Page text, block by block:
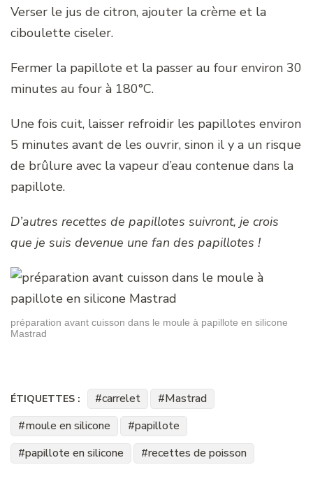
Verser le jus de citron, ajouter la crème et la
ciboulette ciseler.
Fermer la papillote et la passer au four environ 30
minutes au four à 180°C.
Une fois cuit, laisser refroidir les papillotes environ
5 minutes avant de les ouvrir, sinon il y a un risque
de brûlure avec la vapeur d’eau contenue dans la
papillote.
D’autres recettes de papillotes suivront, je crois
que je suis devenue une fan des papillotes !
préparation avant cuisson dans le moule à papillote en silicone
Mastrad
ÉTIQUETTES : carrelet
Mastrad
moule en silicone
papillote
papillote en silicone
recettes de poisson